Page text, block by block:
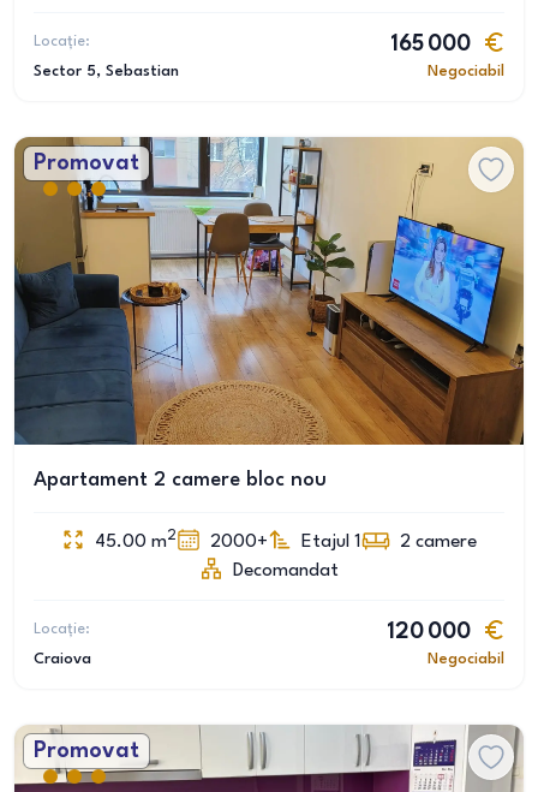
Locație:
Sector 5, Sebastian
165 000
Negociabil
Promovat
Apartament 2 camere bloc nou
45.00 m2 2000+ Etajul 1 2 camere
Decomandat
Locație:
Craiova
120 000
Negociabil
Promovat